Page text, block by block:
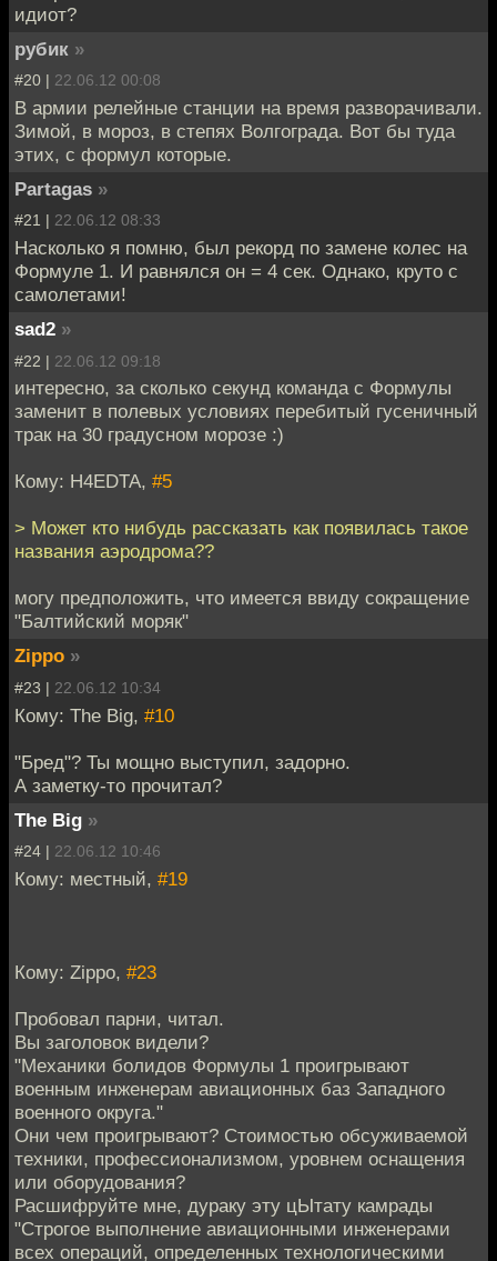
идиот?
рубик »
#20 | 22.06.12 00:08
В армии релейные станции на время разворачивали.
Зимой, в мороз, в степях Волгограда. Вот бы туда
этих, с формул которые.
Partagas »
#21 | 22.06.12 08:33
Насколько я помню, был рекорд по замене колес на
Формуле 1. И равнялся он = 4 сек. Однако, круто с
самолетами!
sad2 »
#22 | 22.06.12 09:18
интересно, за сколько секунд команда с Формулы
заменит в полевых условиях перебитый гусеничный
трак на 30 градусном морозе :)
Кому: H4EDTA, #5
> Может кто нибудь рассказать как появилась такое
названия аэродрома??
могу предположить, что имеется ввиду сокращение
"Балтийский моряк"
Zippo »
#23 | 22.06.12 10:34
Кому: The Big, #10
"Бред"? Ты мощно выступил, задорно.
А заметку-то прочитал?
The Big »
#24 | 22.06.12 10:46
Кому: местный, #19
Кому: Zippo, #23
Пробовал парни, читал.
Вы заголовок видели?
"Механики болидов Формулы 1 проигрывают
военным инженерам авиационных баз Западного
военного округа."
Они чем проигрывают? Стоимостью обсуживаемой
техники, профессионализмом, уровнем оснащения
или оборудования?
Расшифруйте мне, дураку эту цЫтату камрады
"Строгое выполнение авиационными инженерами
всех операций, определенных технологическими